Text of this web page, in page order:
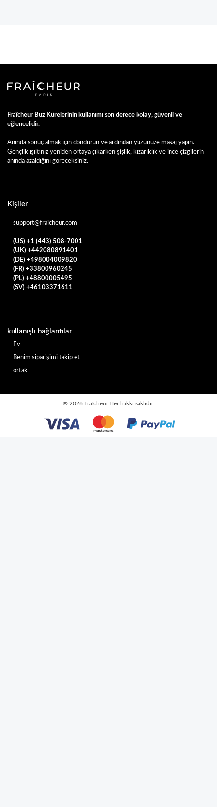
Fraîcheur Buz Kürelerinin kullanımı son derece kolay, güvenli ve
eğlencelidir.
Anında sonuç almak için dondurun ve ardından yüzünüze masaj yapın.
Gençlik ışıltınız yeniden ortaya çıkarken şişlik, kızarıklık ve ince çizgilerin
anında azaldığını göreceksiniz.
Kişiler
support@fraicheur.com
(US) +1 (443) 508-7001
(UK) +442080891401
(DE) +498004009820
(FR) +33800960245
(PL) +48800005495
(SV) +46103371611
kullanışlı bağlantılar
Ev
Benim siparişimi takip et
ortak
® 2026 Fraîcheur Her hakkı saklıdır.